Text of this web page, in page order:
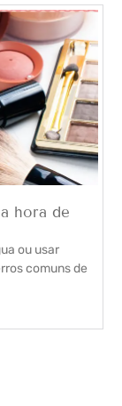
hora de
ou usar
comuns de